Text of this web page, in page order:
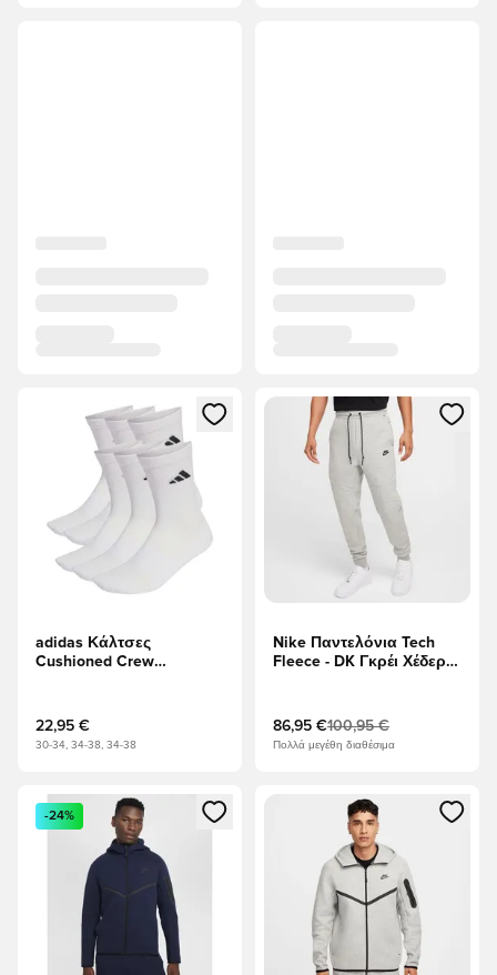
Ανοίγει ένα Modal για να συνδεθείτε ή να εγγραφείτε ως
adidas Κάλτσες
Cushioned Crew
22,95 €
30-34, 34-38, 34-38
Ανοίγει ένα Modal για να
Nike Παντελόνια Tech
Fleece - DK Γκρέι Χέδερ/
86,95 €100,95 €
Πολλά μεγέθη διαθέσιμα
Ανοίγει ένα Modal για να συνδεθείτε ή να εγγραφείτε ως
-24%
Ανοίγει ένα Modal για να